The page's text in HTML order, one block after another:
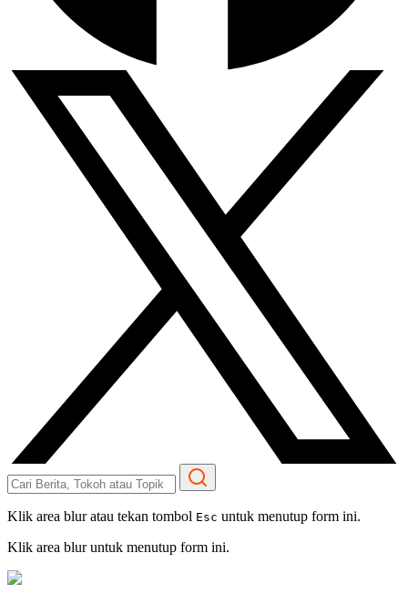
Klik area blur atau tekan tombol Esc untuk menutup form ini.
Klik area blur untuk menutup form ini.